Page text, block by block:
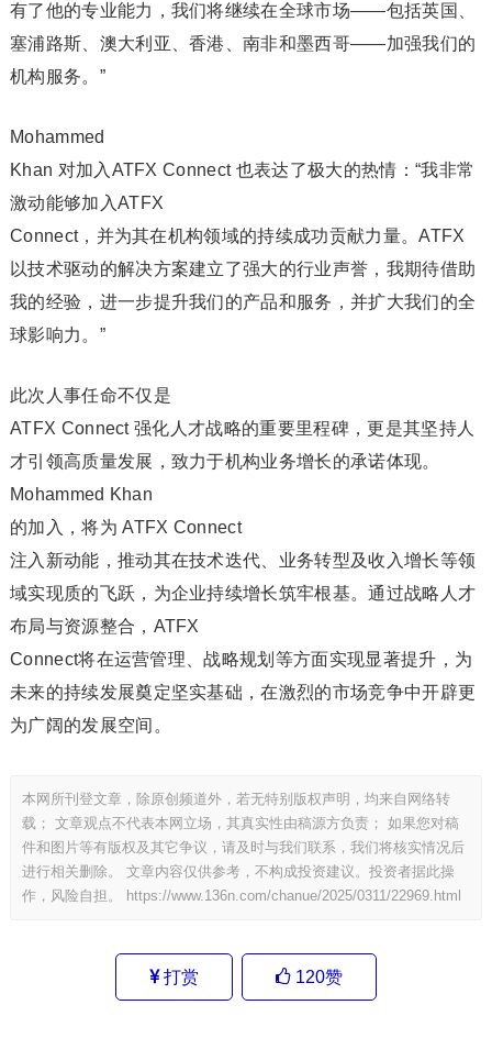
有了他的专业能力，我们将继续在全球市场——包括英国、
塞浦路斯、澳大利亚、香港、南非和墨西哥——加强我们的
机构服务。”
Mohammed
Khan 对加入ATFX Connect 也表达了极大的热情：“我非常
激动能够加入ATFX
Connect，并为其在机构领域的持续成功贡献力量。ATFX
以技术驱动的解决方案建立了强大的行业声誉，我期待借助
我的经验，进一步提升我们的产品和服务，并扩大我们的全
球影响力。”
此次人事任命不仅是
ATFX Connect 强化人才战略的重要里程碑，更是其坚持人
才引领高质量发展，致力于机构业务增长的承诺体现。
Mohammed Khan
的加入，将为 ATFX Connect
注入新动能，推动其在技术迭代、业务转型及收入增长等领
域实现质的飞跃，为企业持续增长筑牢根基。通过战略人才
布局与资源整合，ATFX
Connect将在运营管理、战略规划等方面实现显著提升，为
未来的持续发展奠定坚实基础，在激烈的市场竞争中开辟更
为广阔的发展空间。
本网所刊登文章，除原创频道外，若无特别版权声明，均来自网络转
载； 文章观点不代表本网立场，其真实性由稿源方负责； 如果您对稿
件和图片等有版权及其它争议，请及时与我们联系，我们将核实情况后
进行相关删除。 文章内容仅供参考，不构成投资建议。投资者据此操
作，风险自担。
https://www.136n.com/chanue/2025/0311/22969.html
打赏 120赞